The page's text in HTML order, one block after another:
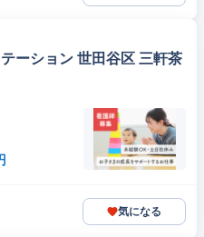
ーション 世田谷区 三軒茶
気になる